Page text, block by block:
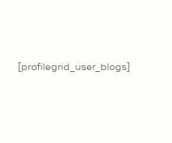
[profilegrid_user_blogs]